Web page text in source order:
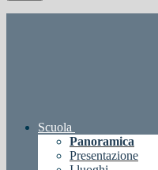
Scuola
Panoramica
Presentazione